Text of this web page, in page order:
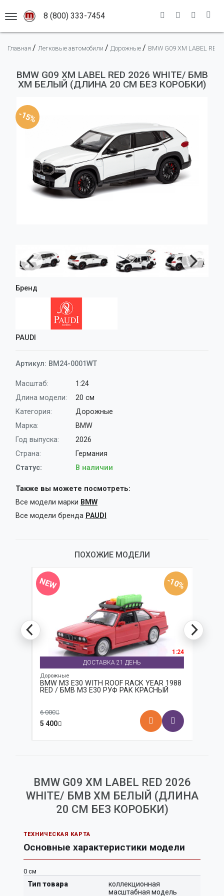
8 (800) 333-7454
Главная / Легковые автомобили / Дорожные / BMW G09 XM LABEL
BMW G09 XM LABEL RED 2026 WHITE/ БМВ
ХМ БЕЛЫЙ (ДЛИНА 20 СМ БЕЗ КОРОБКИ)
-15%
Бренд
PAUDI
Артикул: BM24-0001WT
Масштаб:
1:24
Длина модели:
20 см
Категория:
Дорожные
Марка:
BMW
Год выпуска:
2026
Страна:
Германия
Статус:
В наличии
Также вы можете посмотреть:
Все модели марки BMW
Все модели бренда PAUDI
ПОХОЖИЕ МОДЕЛИ
NEW -10%
1:24
ДОСТАВКА 21 ДЕНЬ
Дорожные
BMW M3 E30 WITH ROOF RACK YEAR 1988
RED / БМВ M3 E30 РУФ РАК КРАСНЫЙ
6 000
5 400
BMW G09 XM LABEL RED 2026
WHITE/ БМВ ХМ БЕЛЫЙ (ДЛИНА
20 СМ БЕЗ КОРОБКИ)
ТЕХНИЧЕСКАЯ КАРТА
Основные характеристики модели
0 см
Тип товара
коллекционная
масштабная модель
МОДЕЛЕЙ
Каталог моделей
Легковые автомобили
Грузовые автомобили
Автобусы
Самолеты
Военная техника
Спецтранспорт
Поезда
Масштабы
1:18
Информация
Доставка
Оплата
Правила
Помощь